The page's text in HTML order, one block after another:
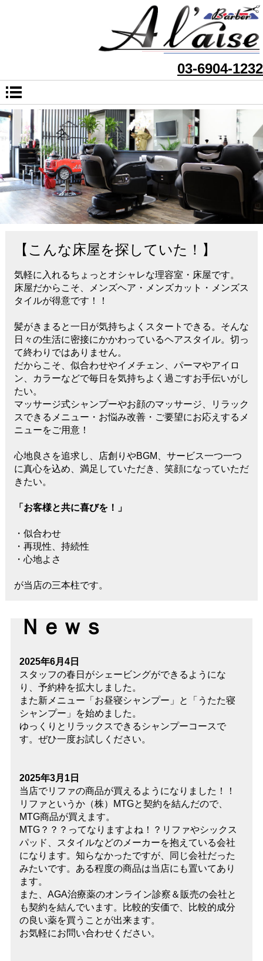
03-6904-1232
【こんな床屋を探していた！】
気軽に入れるちょっとオシャレな理容室・床屋です。
床屋だからこそ、メンズヘア・メンズカット・メンズス
タイルが得意です！！
髪がきまると一日が気持ちよくスタートできる。そんな
日々の生活に密接にかかわっているヘアスタイル。切っ
て終わりではありません。
だからこそ、似合わせやイメチェン、パーマやアイロ
ン、カラーなどで毎日を気持ちよく過ごすお手伝いがし
たい。
マッサージ式シャンプーやお顔のマッサージ、リラック
スできるメニュー・お悩み改善・ご要望にお応えするメ
ニューをご用意！
心地良さを追求し、店創りやBGM、サービス一つ一つ
に真心を込め、満足していただき、笑顔になっていただ
きたい。
「お客様と共に喜びを！」
・似合わせ
・再現性、持続性
・心地よさ
が当店の三本柱です。
Ｎｅｗｓ
2025年6月4日
スタッフの春日がシェービングができるようにな
り、予約枠を拡大しました。
また新メニュー「お昼寝シャンプー」と「うたた寝
シャンプー」を始めました。
ゆっくりとリラックスできるシャンプーコースで
す。ぜひ一度お試しください。
2025年3月1日
当店でリファの商品が買えるようになりました！！
リファというか（株）MTGと契約を結んだので、
MTG商品が買えます。
MTG？？？ってなりますよね！？リファやシックス
パッド、スタイルなどのメーカーを抱えている会社
になります。知らなかったですが、同じ会社だった
みたいです。ある程度の商品は当店にも置いてあり
ます。
また、AGA治療薬のオンライン診察＆販売の会社と
も契約を結んでいます。比較的安価で、比較的成分
の良い薬を買うことが出来ます。
お気軽にお問い合わせください。